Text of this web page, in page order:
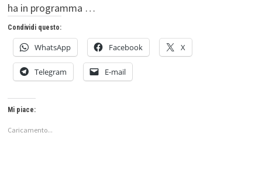
ha in programma …
Condividi questo:
WhatsApp Facebook X
Telegram E-mail
Mi piace:
Caricamento...